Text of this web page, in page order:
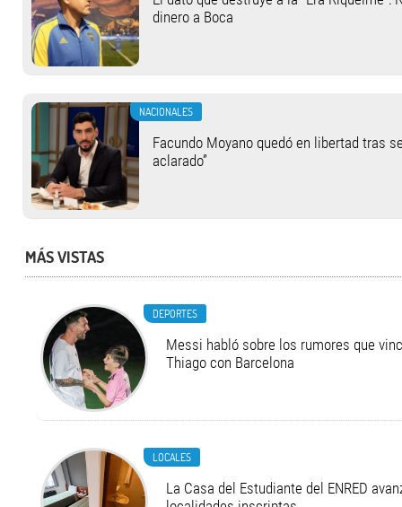
dinero a Boca
NACIONALES
Facundo Moyano quedó en libertad tras
aclarado”
MÁS VISTAS
DEPORTES
Messi habló sobre los rumores que
Thiago con Barcelona
LOCALES
La Casa del Estudiante del ENRED